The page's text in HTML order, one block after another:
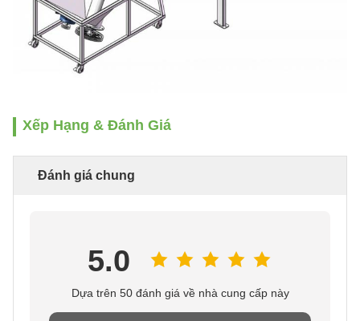
Xếp Hạng & Đánh Giá
Đánh giá chung
5.0
Dựa trên 50 đánh giá về nhà cung cấp này